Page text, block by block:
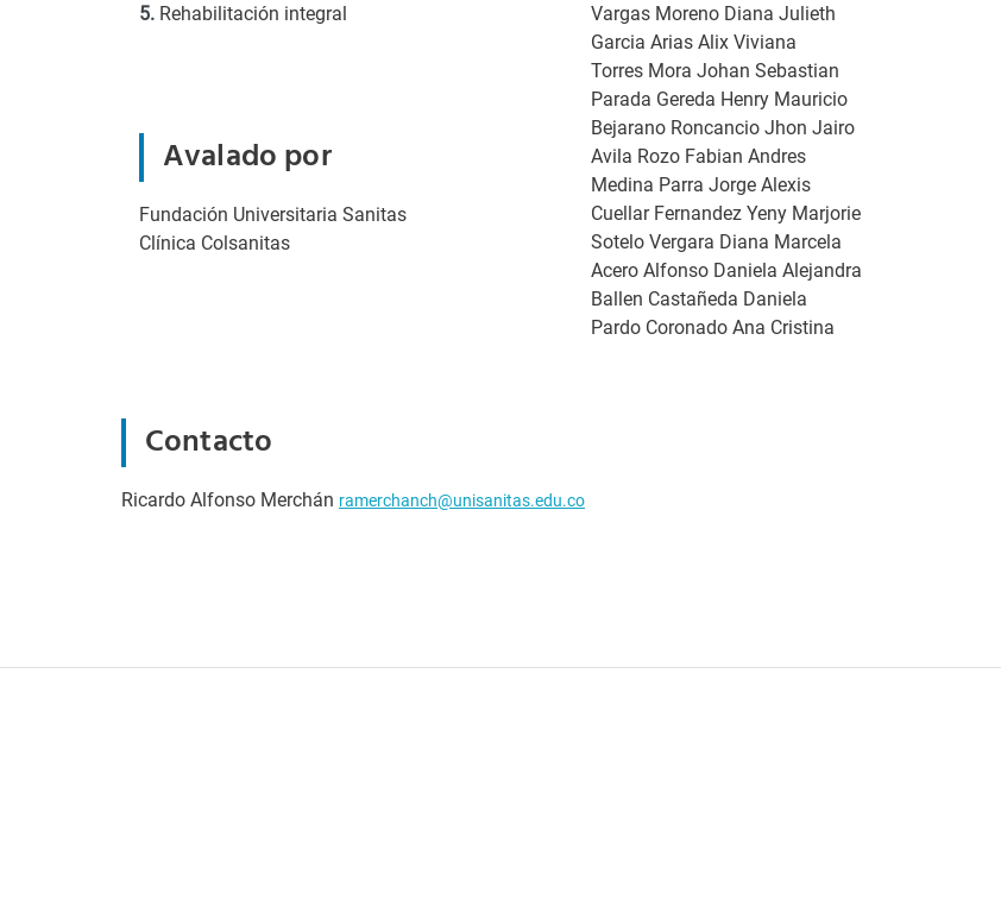
5. Rehabilitación integral
Avalado por
Fundación Universitaria Sanitas
Clínica Colsanitas
Vargas Moreno Diana Julieth
Garcia Arias Alix Viviana
Torres Mora Johan Sebastian
Parada Gereda Henry Mauricio
Bejarano Roncancio Jhon Jairo
Avila Rozo Fabian Andres
Medina Parra Jorge Alexis
Cuellar Fernandez Yeny Marjorie
Sotelo Vergara Diana Marcela
Acero Alfonso Daniela Alejandra
Ballen Castañeda Daniela
Pardo Coronado Ana Cristina
Contacto
Ricardo Alfonso Merchán ramerchanch@unisanitas.edu.co